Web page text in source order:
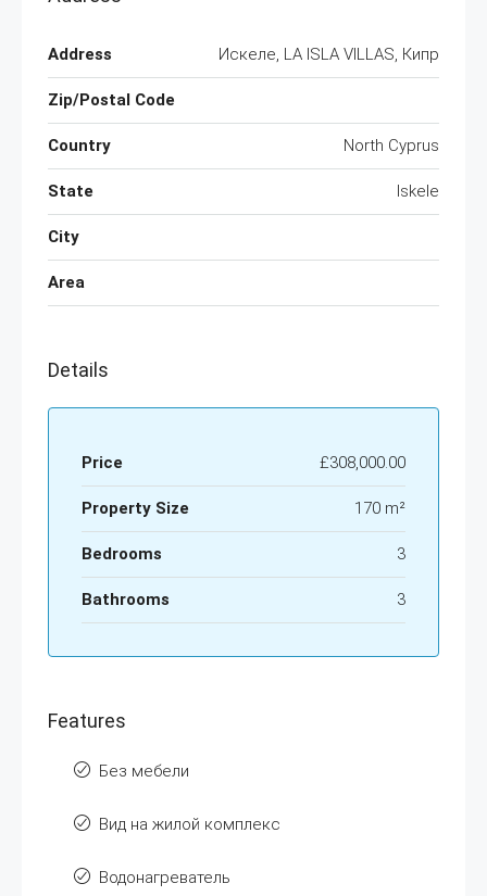
Address Искеле, LA ISLA VILLAS, Кипр
Zip/Postal Code
Country North Cyprus
State Iskele
City
Area
Details
Price £308,000.00
Property Size 170 m²
Bedrooms 3
Bathrooms 3
Features
Без мебели
Вид на жилой комплекс
Водонагреватель